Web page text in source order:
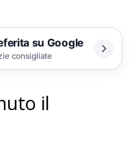
su Google
consigliate
il